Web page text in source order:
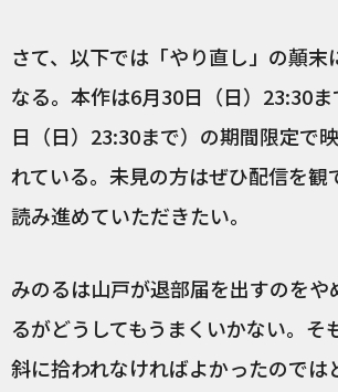
さて、以下では「やり直し」の顛末
なる。本作は6月30日（日）23:30
日（日）23:30まで）の期間限定で
れている。未見の方はぜひ配信を観
読み進めていただきたい。
みのるは山戸が退部届を出すのをや
るがどうしてもうまくいかない。そ
斜に拾われなければよかったのでは